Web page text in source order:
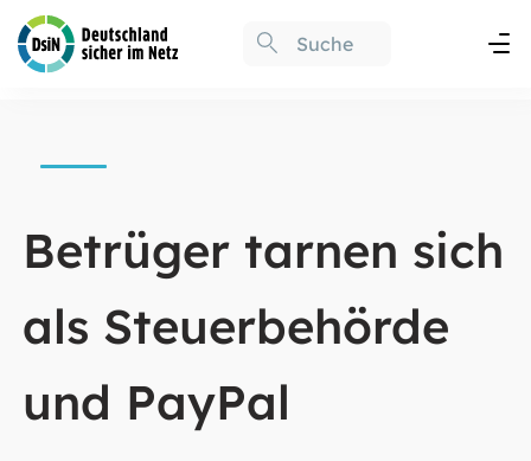
Betrüger tarnen sich
als Steuerbehörde
und PayPal